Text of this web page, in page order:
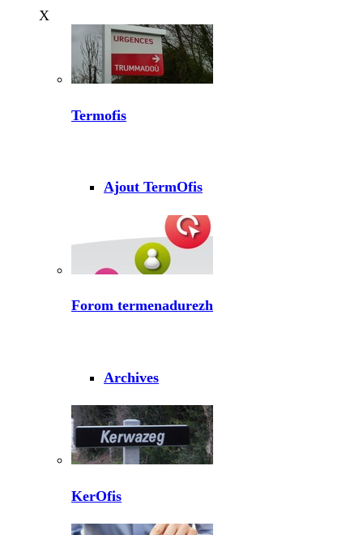
X
Termofis
Ajout TermOfis
Forom termenadurezh
Archives
KerOfis